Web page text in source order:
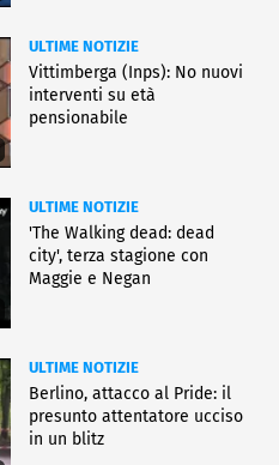
ULTIME NOTIZIE
Vittimberga (Inps): No nuovi
interventi su età
pensionabile
ULTIME NOTIZIE
'The Walking dead: dead
city', terza stagione con
Maggie e Negan
ULTIME NOTIZIE
Berlino, attacco al Pride: il
presunto attentatore ucciso
in un blitz